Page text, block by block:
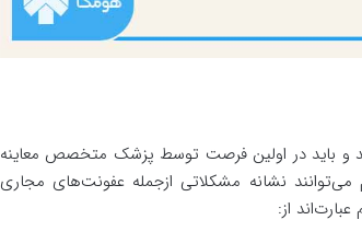
و باید در اولین فرصت توسط پزشک متخصص معاینه
نشانه مشکلاتی ازجمله عفونت‌های مجاری
عبارت‌اند از: